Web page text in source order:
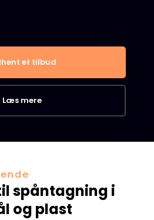
et tilbud
Læs mere​
spåntagning i
og plast